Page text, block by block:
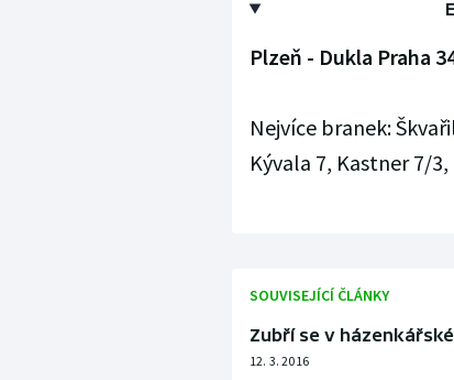
Plzeň - Dukla Praha
Nejvíce branek:
Kývala 7, Kastner 7/3,
SOUVISEJÍCÍ ČLÁNKY
Zubří se v
12. 3. 2016